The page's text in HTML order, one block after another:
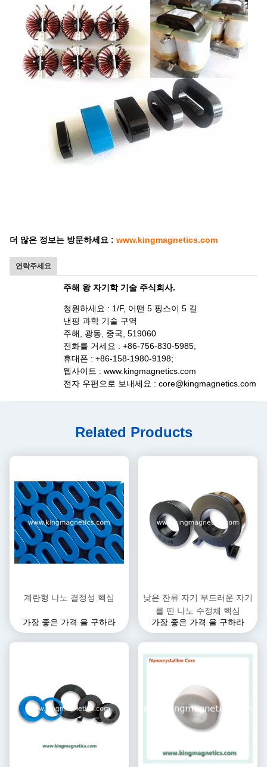
더 많은 정보는 방문하세요 : www.kingmagnetics.com
연락주세요
주해 왕 자기학 기술 주식회사.
청원하세요 : 1/F, 어떤 5 핑스이 5 길
낸핑 과학 기술 구역
주해, 광동, 중국, 519060
전화를 거세요 : +86-756-830-5985;
휴대폰 : +86-158-1980-9198;
웹사이트 : www.kingmagnetics.com
전자 우편으로 보내세요 : core@kingmagnetics.com
Related Products
계란형 나노 결정성 핵심
가장 좋은 가격 을 구하라
낮은 잔류 자기 부드러운 자기
를 띤 나노 수정체 핵심
가장 좋은 가격 을 구하라